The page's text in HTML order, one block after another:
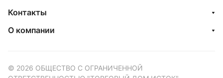
Контакты
О компании
© 2026 ОБЩЕСТВО С ОГРАНИЧЕННОЙ